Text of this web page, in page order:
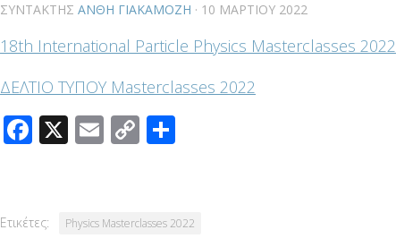
ΣΥΝΤΆΚΤΗΣ ΑΝΘΗ ΓΙΑΚΑΜΟΖΗ · 10 ΜΑΡΤΊΟΥ 2022
18th International Particle Physics Masterclasses 2022
ΔΕΛΤΙΟ ΤΥΠΟΥ Masterclasses 2022
Facebook
X Email
Copy
Ετικέτες: Physics Masterclasses 2022